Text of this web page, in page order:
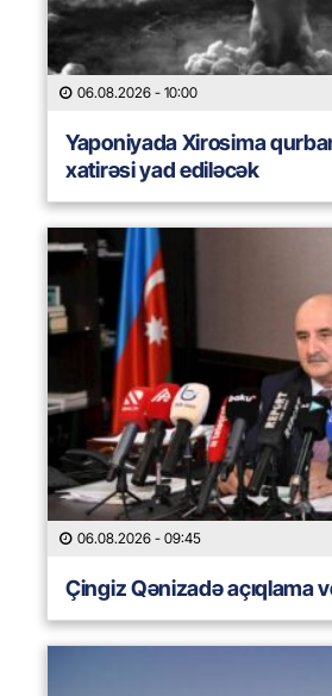
06.08.2026 - 10:00
Yaponiyada Xirosima
xatirəsi yad ediləcək
06.08.2026 - 09:45
Çingiz Qənizadə açıqlama